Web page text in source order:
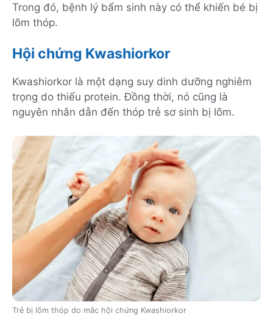
Trong đó, bệnh lý bẩm sinh này có thể khiến bé bị
lõm thóp.
Hội chứng Kwashiorkor
Kwashiorkor là một dạng suy dinh dưỡng nghiêm
trọng do thiếu protein. Đồng thời, nó cũng là
nguyên nhân dẫn đến thóp trẻ sơ sinh bị lõm.
Trẻ bị lõm thóp do mắc hội chứng Kwashiorkor